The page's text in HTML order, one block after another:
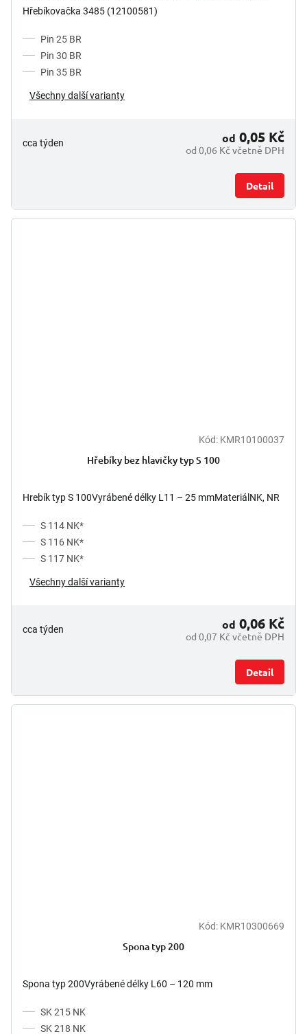
Hřebíkovačka 3485 (12100581)
Pin 25 BR
Pin 30 BR
Pin 35 BR
Všechny další varianty
cca týden
od 0,06 Kč včetně DPH
od 0,05 Kč
Detail
Kód: KMR10100037
Hřebíky bez hlavičky typ S 100
Hrebík typ S 100Vyrábené délky L11 – 25 mmMateriálNK, NR
S 114 NK*
S 116 NK*
S 117 NK*
Všechny další varianty
cca týden
od 0,07 Kč včetně DPH
od 0,06 Kč
Detail
Kód: KMR10300669
Spona typ 200
Spona typ 200Vyrábené délky L60 – 120 mm
SK 215 NK
SK 218 NK